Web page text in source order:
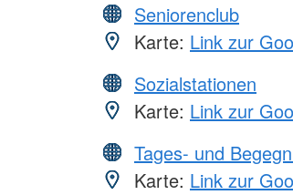
Seniorenclub
Karte: Link zur
Sozialstationen
Karte: Link zur
Tages- und
Karte: Link zur